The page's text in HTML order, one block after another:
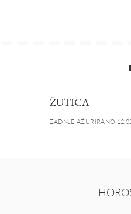
ŽUTICA
ZADNJE AŽURIRANO